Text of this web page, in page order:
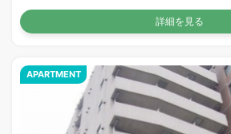
詳細を見る
APARTMENT